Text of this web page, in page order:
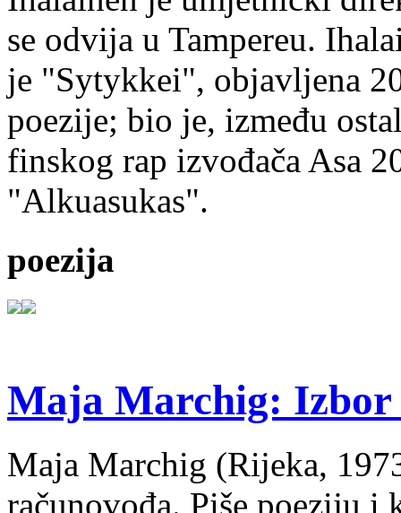
se odvija u Tampereu.
je "Sytykkei", objavljena
poezije; bio je, između
finskog rap izvođača Asa
"Alkuasukas".
poezija
Maja Marchig: Izbor
Maja Marchig (Rijeka,
računovođa. Piše poeziju i